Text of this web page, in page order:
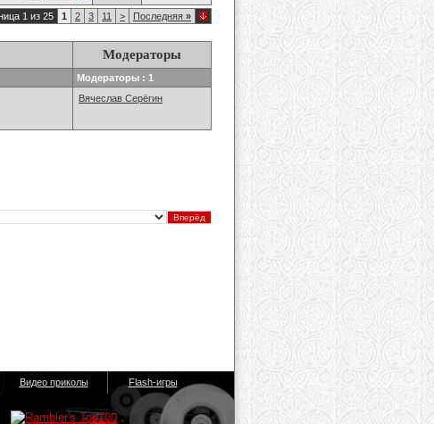
1 из 25 1 2 3 11 > Последняя »
Модераторы
Модераторы : 1
Вячеслав Серёгин
Видео приколы Flash-игры